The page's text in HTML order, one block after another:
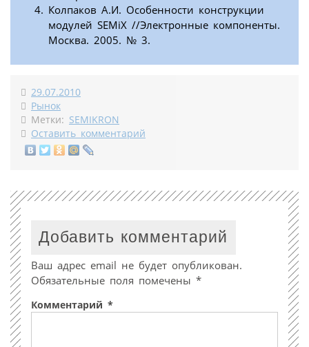
Колпаков А.И. Особенности конструкции
модулей SEMiX //Электронные компоненты.
Москва. 2005. № 3.
29.07.2010
Рынок
Метки: SEMIKRON
Оставить комментарий
Добавить комментарий
Ваш адрес email не будет опубликован.
Обязательные поля помечены *
Комментарий *